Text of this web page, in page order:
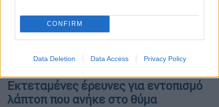
CONFIRM
Data Deletion Data Access Privacy Policy
Αμέσως ειδοποιήθηκε η σήμανση η οποία
συνέλεξεστοιχεία
σπίτι ενώ οι αστυνομικοί ξεκίνησαν τις
έρευνες για τη διαλεύκανση του
εγκλήματος.
Εκτεταμένες έρευνες για εντοπισμό
λάπτοπ που ανήκε στο θύμα